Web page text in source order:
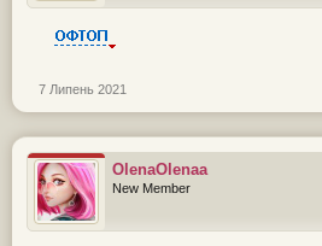
7 Липень 2021
OlenaOlenaa
New Member